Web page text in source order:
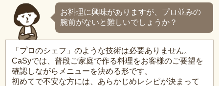
お料理に興味がありますが、プロ並みの
腕前がないと難しいでしょうか？
「プロのシェフ」のような技術は必要ありません。
CaSyでは、普段ご家庭で作る料理をお客様のご要望を
確認しながらメニューを決める形です。
初めてで不安な方には、あらかじめレシピが決まって